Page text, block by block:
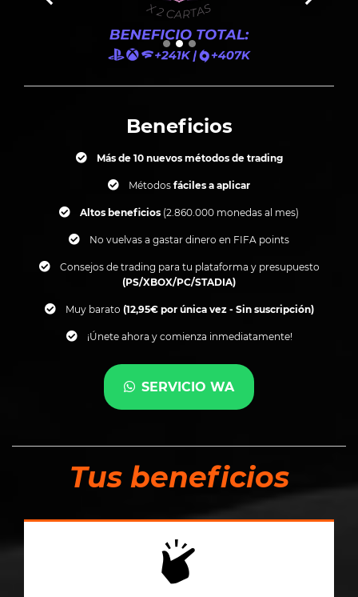
Beneficios
Más de 10 nuevos métodos de trading
Métodos fáciles a aplicar
Altos beneficios (2.860.000 monedas al mes)
No vuelvas a gastar dinero en FIFA points
Consejos de trading para tu plataforma y presupuesto
(PS/XBOX/PC/STADIA)
Muy barato (12,95€ por única vez - Sin suscripción)
¡Únete ahora y comienza inmediatamente!
SERVICIO WA
Tus beneficios